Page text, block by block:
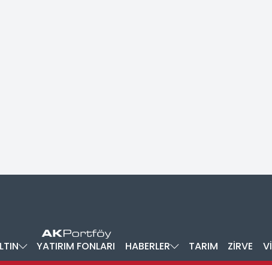
YATIRIM FONLARI HABERLER TARIM ZİRVE